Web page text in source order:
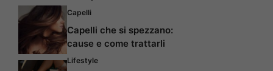
Capelli
Capelli che si spezzano:
cause e come trattarli
Lifestyle